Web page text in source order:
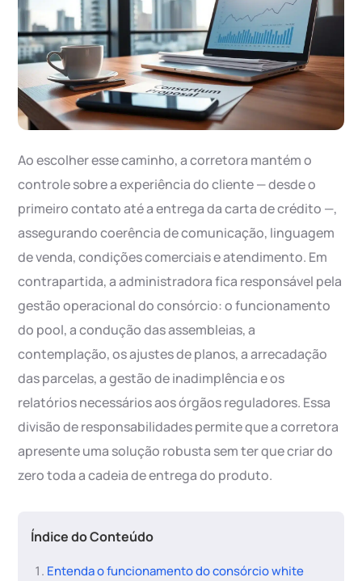
Ao escolher esse caminho, a corretora mantém o
controle sobre a experiência do cliente — desde o
primeiro contato até a entrega da carta de crédito —,
assegurando coerência de comunicação, linguagem
de venda, condições comerciais e atendimento. Em
contrapartida, a administradora fica responsável pela
gestão operacional do consórcio: o funcionamento
do pool, a condução das assembleias, a
contemplação, os ajustes de planos, a arrecadação
das parcelas, a gestão de inadimplência e os
relatórios necessários aos órgãos reguladores. Essa
divisão de responsabilidades permite que a corretora
apresente uma solução robusta sem ter que criar do
zero toda a cadeia de entrega do produto.
Índice do Conteúdo
Entenda o funcionamento do consórcio white